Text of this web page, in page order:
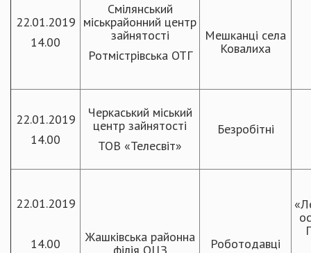
22.01.2019
14.00
Смілянський
міськрайонний центр
зайнятості
Ротмістрівська ОТГ
Мешканці села
Ковалиха
22.01.2019
14.00
Черкаський міський
центр зайнятості
ТОВ «Телесвіт»
Безробітні
22.01.2019
14.00
Жашківська районна
Роботодавці